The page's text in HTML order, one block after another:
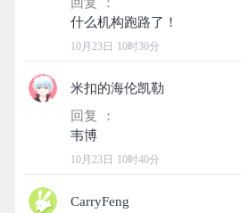
10月23日 10时30分
米扣的海伦凯勒
回复 ：
10月23日 10时40分
CarryFeng